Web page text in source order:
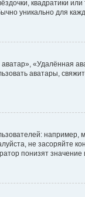
квадратики
уникально для
«Удалённая
аватары,
например,
не засоряйте
понизят значение